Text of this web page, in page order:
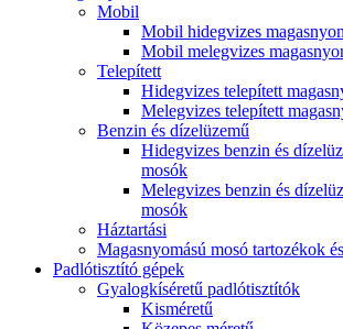
Mobil
Mobil hidegvizes
Mobil melegvizes
Telepített
Hidegvizes telepített
Melegvizes telepített
Benzin és dízelüzemű
Hidegvizes benzin és
mosók
Melegvizes benzin és
mosók
Háztartási
Magasnyomású mosó tartozékok
Padlótisztító gépek
Gyalogkíséretű padlótisztítók
Kisméretű